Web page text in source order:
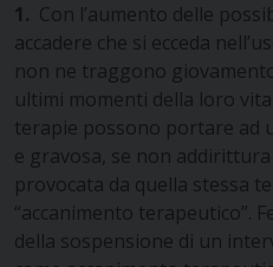
1. Con l’aumento delle
accadere che si ecceda
non ne traggono
ultimi momenti della loro
terapie possono portare ad
e gravosa, se non
provocata da quella stessa
“accanimento terapeutico”.
della sospensione di un